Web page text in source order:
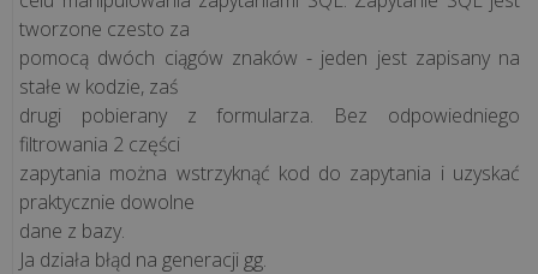
to
do...
Co
może
zniszczyć
Twój
sprzęt
tworzone czesto za
pomocą dwóch ciągów znaków - jeden jest zapisany na
stałe w kodzie, zaś
drugi pobierany z formularza. Bez odpowiedniego
filtrowania 2 części
zapytania można wstrzyknąć kod do zapytania i uzyskać
praktycznie dowolne
dane z bazy.
Ja działa błąd na generacji gg.